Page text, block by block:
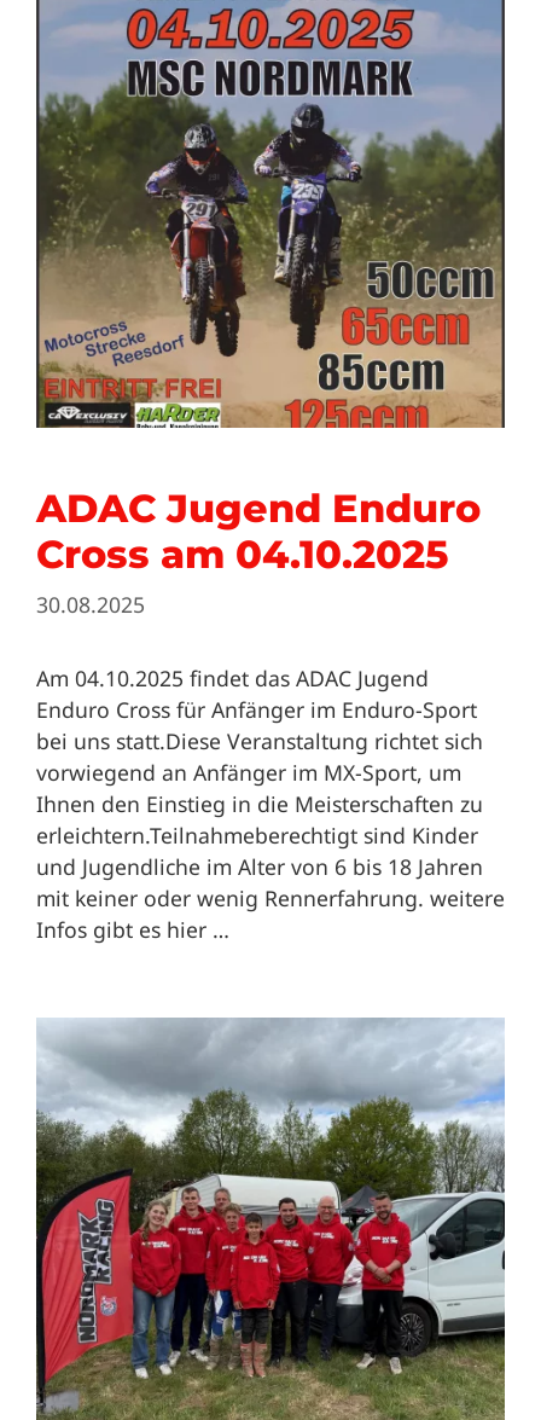
ADAC Jugend Enduro
Cross am 04.10.2025
30.08.2025
Am 04.10.2025 findet das ADAC Jugend
Enduro Cross für Anfänger im Enduro-Sport
bei uns statt.Diese Veranstaltung richtet sich
vorwiegend an Anfänger im MX-Sport, um
Ihnen den Einstieg in die Meisterschaften zu
erleichtern.Teilnahmeberechtigt sind Kinder
und Jugendliche im Alter von 6 bis 18 Jahren
mit keiner oder wenig Rennerfahrung. weitere
Infos gibt es hier …